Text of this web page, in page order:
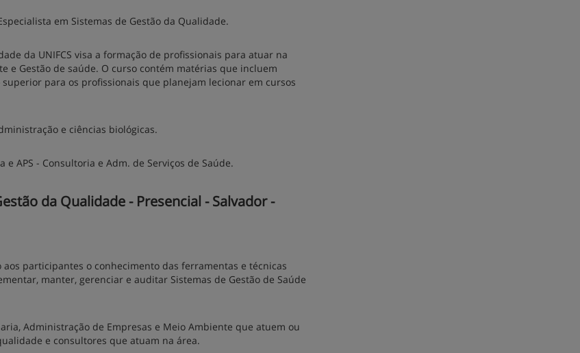
em Sistemas de Gestão da Qualidade.
da UNIFCS visa a formação de profissionais para atuar na
Gestão de saúde. O curso contém matérias que incluem
para os profissionais que planejam lecionar em cursos
e ciências biológicas.
APS - Consultoria e Adm. de Serviços de Saúde.
da Qualidade - Presencial - Salvador -
participantes o conhecimento das ferramentas e técnicas
manter, gerenciar e auditar Sistemas de Gestão de Saúde
Administração de Empresas e Meio Ambiente que atuem ou
e consultores que atuam na área.